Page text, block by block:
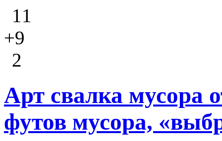
11
+9
2
Арт свалка мусора
футов мусора,